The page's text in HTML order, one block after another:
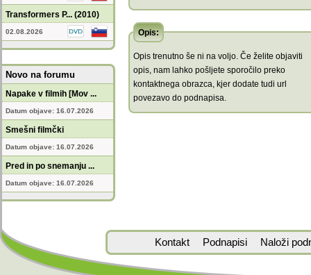
Transformers P... (2010)
02.08.2026
Novo na forumu
Napake v filmih [Mov ...
Datum objave: 16.07.2026
Smešni filmčki
Datum objave: 16.07.2026
Pred in po snemanju ...
Datum objave: 16.07.2026
Opis:
Opis trenutno še ni na voljo. Če želite objaviti
opis, nam lahko pošljete sporočilo preko
kontaktnega obrazca, kjer dodate tudi url
povezavo do podnapisa.
Kontakt Podnapisi Naloži